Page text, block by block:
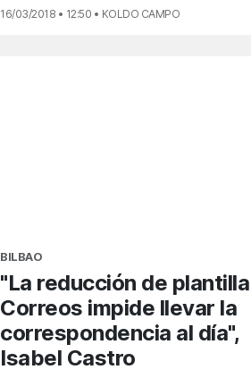
16/03/2018 • 12:50 • KOLDO CAMPO
BILBAO
"La reducción de
Correos impide llevar la
correspondencia al día",
Isabel Castro